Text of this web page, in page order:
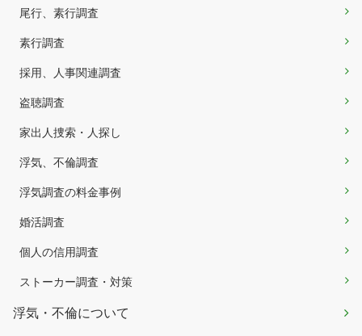
尾行、素行調査
素行調査
採用、人事関連調査
盗聴調査
家出人捜索・人探し
浮気、不倫調査
浮気調査の料金事例
婚活調査
個人の信用調査
ストーカー調査・対策
浮気・不倫について